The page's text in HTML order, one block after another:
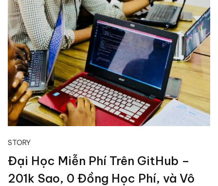
STORY
Đại Học Miễn Phí Trên GitHub –
201k Sao, 0 Đồng Học Phí, và Vô